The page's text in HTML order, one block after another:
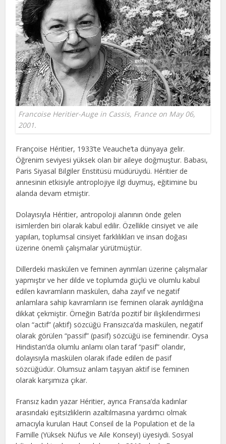
Francoise Heritier-Auge in Cassis, France on May 06,
2001.
Françoise Héritier, 1933’te Veauche’ta dünyaya gelir.
Öğrenim seviyesi yüksek olan bir aileye doğmuştur. Babası,
Paris Siyasal Bilgiler Enstitüsü müdürüydü. Héritier de
annesinin etkisiyle antroplojiye ilgi duymuş, eğitimine bu
alanda devam etmiştir.
Dolayısıyla Héritier, antropoloji alanının önde gelen
isimlerden biri olarak kabul edilir. Özellikle cinsiyet ve aile
yapıları, toplumsal cinsiyet farklılıkları ve insan doğası
üzerine önemli çalışmalar yürütmüştür.
Dillerdeki maskülen ve feminen ayrımları üzerine çalışmalar
yapmıştır ve her dilde ve toplumda güçlü ve olumlu kabul
edilen kavramların maskülen, daha zayıf ve negatif
anlamlara sahip kavramların ise feminen olarak ayrıldığına
dikkat çekmiştir. Örneğin Batı’da pozitif bir ilişkilendirmesi
olan “actif” (aktif) sözcüğü Fransızca’da maskülen, negatif
olarak görülen “passif” (pasif) sözcüğü ise feminendir. Oysa
Hindistan’da olumlu anlamı olan taraf “pasif” olandır,
dolayısıyla maskülen olarak ifade edilen de pasif
sözcüğüdür. Olumsuz anlam taşıyan aktif ise feminen
olarak karşımıza çıkar.
Fransız kadın yazar Héritier, ayrıca Fransa’da kadınlar
arasındaki eşitsizliklerin azaltılmasına yardımcı olmak
amacıyla kurulan Haut Conseil de la Population et de la
Famille (Yüksek Nüfus ve Aile Konseyi) üyesiydi. Sosyal